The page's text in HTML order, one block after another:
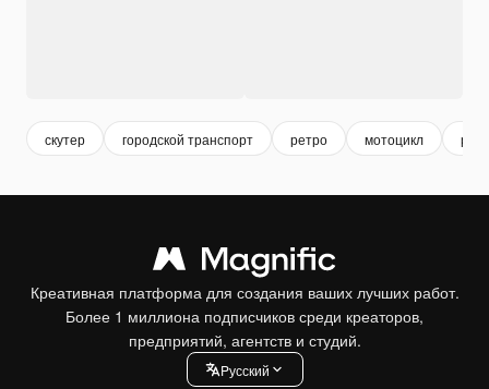
скутер городской транспорт ретро мотоцикл
Креативная платформа для создания ваших лучших работ.
Более 1 миллиона подписчиков среди креаторов,
предприятий, агентств и студий.
Pусский